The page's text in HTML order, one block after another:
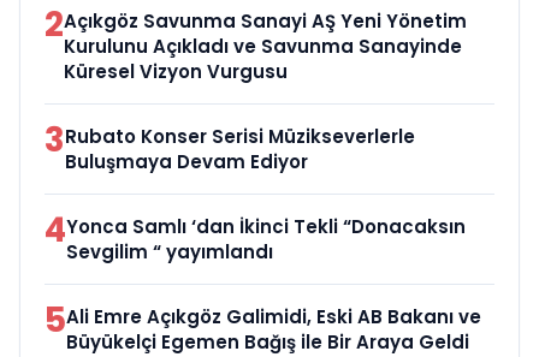
2Açıkgöz Savunma Sanayi AŞ Yeni Yönetim
Kurulunu Açıkladı ve Savunma Sanayinde
Küresel Vizyon Vurgusu
3Rubato Konser Serisi Müzikseverlerle
Buluşmaya Devam Ediyor
4Yonca Samlı ‘dan İkinci Tekli “Donacaksın
Sevgilim “ yayımlandı
5Ali Emre Açıkgöz Galimidi, Eski AB Bakanı ve
Büyükelçi Egemen Bağış ile Bir Araya Geldi